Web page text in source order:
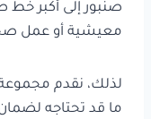
صنبور إلى أكبر خط
معيشية أو عمل
لذلك، نقدم
ما قد تحتاجه